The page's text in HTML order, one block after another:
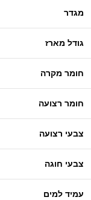
מגדר
גודל מארז
חומר מקרה
חומר רצועה
צבעי רצועה
צבעי חוגה
עמיד למים